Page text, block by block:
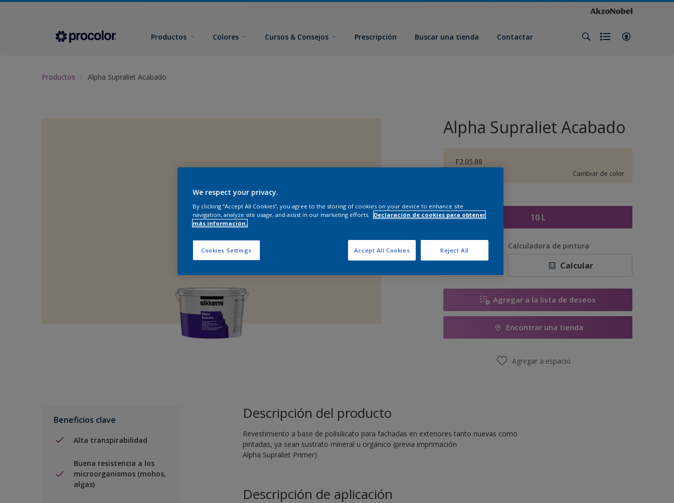
Productos Colores Cursos & Consejos Prescripción Buscar una tienda Contactar
Productos Alpha Supraliet Acabado
Alpha Supraliet Acabado
F2.05.88
Cambiar de color
10 L
Calculadora de pintura
Calcular
Agregar a la lista de deseos
Encontrar una tienda
Agregar a espacio
Beneficios clave
Alta transpirabilidad
Buena resistencia a los
microorganismos (mohos,
algas)
Descripción del producto
Revestimiento a base de polisilicato para fachadas en exteriores tanto nuevas como
pintadas, ya sean sustrato mineral u orgánico (previa imprimación
Alpha Supraliet Primer)
Descripción de aplicación
We respect your privacy.
By clicking “Accept All Cookies”, you agree to the storing of cookies on your device to enhance site
navigation, analyze site usage, and assist in our marketing efforts.
Declaración de cookies para obtener
más información.
Cookies Settings Reject All
Accept All Cookies